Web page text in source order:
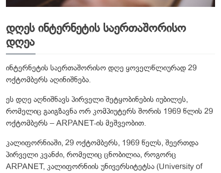
დღეს ინტერნეტის საერთაშორისო
დღეა
ინტერნეტის საერთაშორისო დღე ყოველწლიურად 29
ოქტომბერს აღინიშნება.
ეს დღე აღნიშნავს პირველი შეტყობინების იუბილეს,
რომელიც გაიგზავნა ორ კომპიუტერს შორის 1969 წლის 29
ოქტომბერს – ARPANET-ის მეშვეობით.
კალიფორნიაში, 29 ოქტომბერს, 1969 წელს, შეერთდა
პირველი კვანძი, რომელიც ცნობილია, როგორც
ARPANET, კალიფორნიის უნივერსიტეტსა (University of